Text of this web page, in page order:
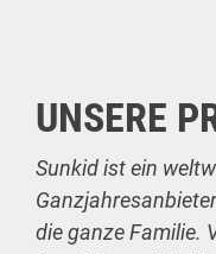
UNSERE
Sunkid ist ein
die ganze Familie.